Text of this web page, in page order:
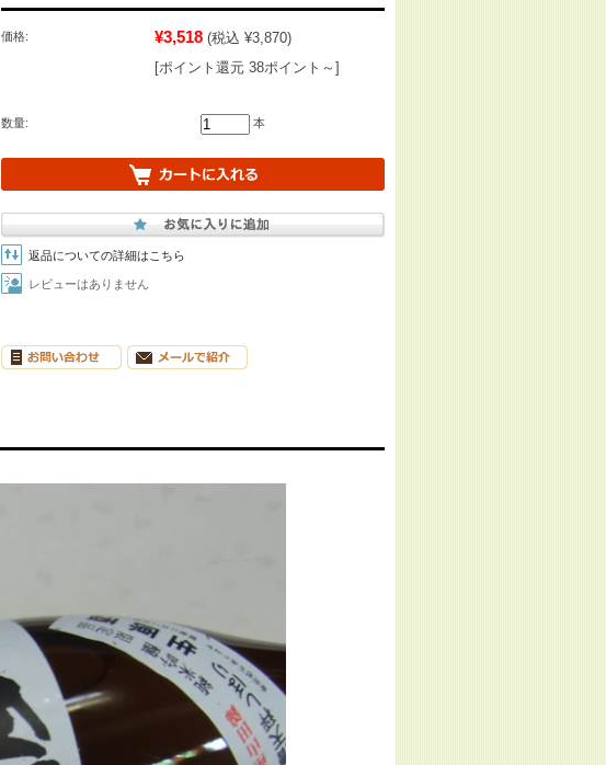
価格: ¥3,518 (税込 ¥3,870)
[ポイント還元 38ポイント～]
数量: 本
返品についての詳細はこちら
レビューはありません